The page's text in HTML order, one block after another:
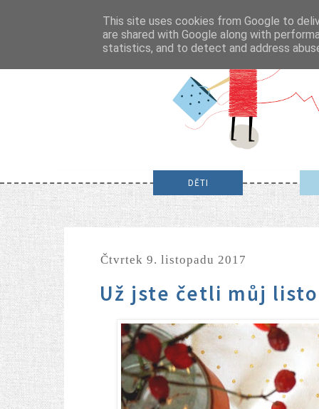
DĚTI
čtvrtek 9. listopadu 2017
Už jste četli můj
This site uses cookies from Google to
are shared with Google along with
statistics, and to detect and address